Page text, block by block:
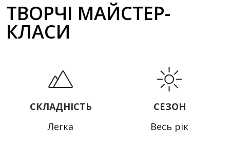
ТВОРЧІ МАЙСТЕР-
КЛАСИ
СКЛАДНІСТЬ
Легка
СЕЗОН
Весь рік